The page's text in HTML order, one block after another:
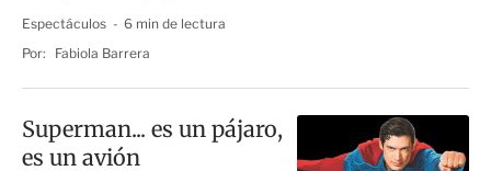
Espectáculos
6 min de lectura
Por:
Fabiola Barrera
Superman... es un pájaro,
es un avión